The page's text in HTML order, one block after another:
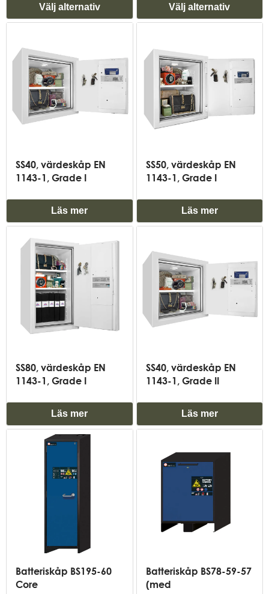
Välj alternativ Välj alternativ
SS40, värdeskåp EN
1143-1, Grade I
Läs mer
SS50, värdeskåp EN
1143-1, Grade I
Läs mer
SS80, värdeskåp EN
1143-1, Grade I
Läs mer
SS40, värdeskåp EN
1143-1, Grade II
Läs mer
Batteriskåp BS195-60
Core
Batteriskåp BS78-59-57
(med